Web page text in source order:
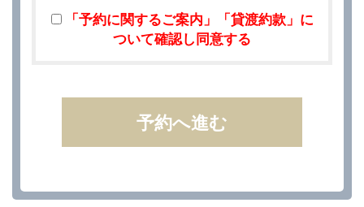
「予約に関するご案内」「貸渡約款」に
ついて確認し同意する
予約へ進む